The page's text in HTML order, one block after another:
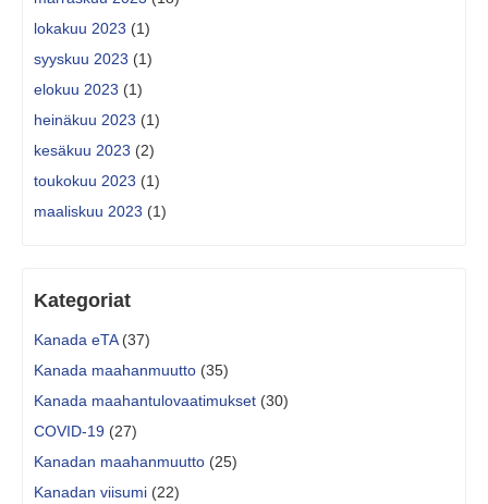
lokakuu 2023 (1)
syyskuu 2023 (1)
elokuu 2023 (1)
heinäkuu 2023 (1)
kesäkuu 2023 (2)
toukokuu 2023 (1)
maaliskuu 2023 (1)
Kategoriat
Kanada eTA(37)
Kanada maahanmuutto (35)
Kanada maahantulovaatimukset (30)
COVID-19 (27)
Kanadan maahanmuutto (25)
Kanadan viisumi (22)